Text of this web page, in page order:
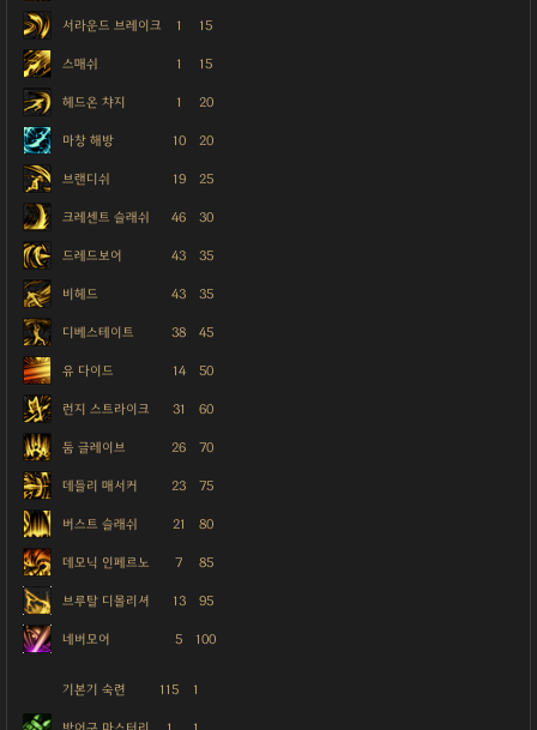
서라운드 브레이크 1 15
스매쉬 1 15
헤드온 챠지 1 20
마창 해방 10 20
브랜디쉬 19 25
크레센트 슬래쉬 46 30
드레드보어 43 35
비헤드 43 35
디베스테이트 38 45
유 다이드 14 50
런지 스트라이크 31 60
둠 글레이브 26 70
데들리 매서커 23 75
버스트 슬래쉬 21 80
데모닉 인페르노 7 85
브루탈 디몰리셔 13 95
네버모어 5 100
기본기 숙련 115 1